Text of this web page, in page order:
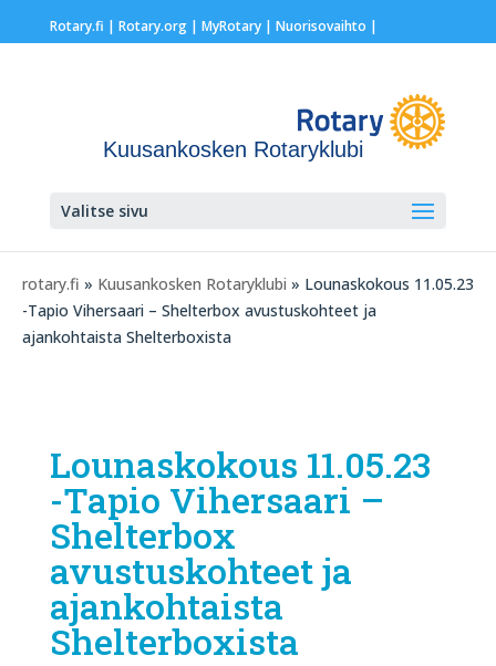
Rotary.fi | Rotary.org| MyRotary | Nuorisovaihto |
Kuusankosken Rotaryklubi
Valitse sivu
rotary.fi » Kuusankosken Rotaryklubi » Lounaskokous 11.05.23
-Tapio Vihersaari – Shelterbox avustuskohteet ja
ajankohtaista Shelterboxista
Lounaskokous 11.05.23
-Tapio Vihersaari –
Shelterbox
avustuskohteet ja
ajankohtaista
Shelterboxista